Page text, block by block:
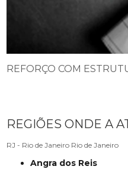
REFORÇO COM
REGIÕES ONDE A
RJ - Rio de Janeiro Rio de Janeiro
Angra dos Reis